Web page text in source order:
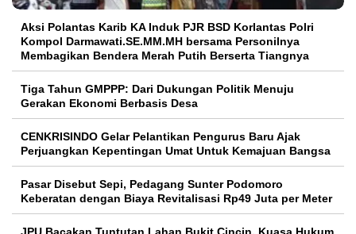
Aksi Polantas Karib KA Induk PJR BSD Korlantas Polri
Kompol Darmawati.SE.MM.MH bersama Personilnya
Membagikan Bendera Merah Putih Berserta Tiangnya
Tiga Tahun GMPPP: Dari Dukungan Politik Menuju
Gerakan Ekonomi Berbasis Desa
CENKRISINDO Gelar Pelantikan Pengurus Baru Ajak
Perjuangkan Kepentingan Umat Untuk Kemajuan Bangsa
Pasar Disebut Sepi, Pedagang Sunter Podomoro
Keberatan dengan Biaya Revitalisasi Rp49 Juta per Meter